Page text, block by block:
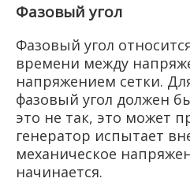
Фазовый угол
Фазовый угол
времени между
напряжением сетки.
фазовый угол должен
это не так, это может
генератор испытает
механическое
начинается.